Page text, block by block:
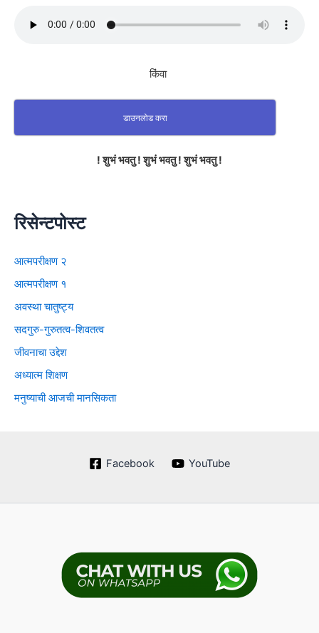
किंवा
डाउनलोड करा
! शुभं भवतु ! शुभं भवतु ! शुभं भवतु !
रिसेन्टपोस्ट
आत्मपरीक्षण २
आत्मपरीक्षण १
अवस्था चातुष्ट्य
सदगुरु-गुरुतत्व-शिवतत्व
जीवनाचा उद्देश
अध्यात्म शिक्षण
मनुष्याची आजची मानसिकता
Facebook YouTube